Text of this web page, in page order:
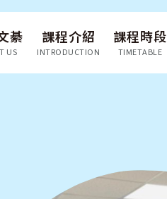
綦
US
課程介紹
INTRODUCTION
課程時段
TIMETABLE